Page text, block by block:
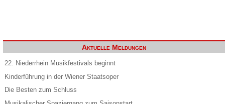
Aktuelle Meldungen
22. Niederrhein Musikfestivals beginnt
Kinderführung in der Wiener Staatsoper
Die Besten zum Schluss